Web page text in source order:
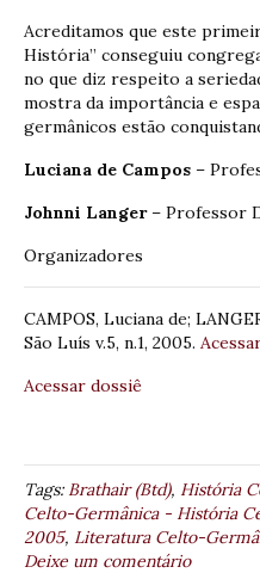
Acreditamos que este
História” conseguiu
no que diz respeito a
mostra da importância e
germânicos estão
Luciana de Campos –
Johnni Langer– Professor
Organizadores
CAMPOS, Luciana de;
São Luís v.5, n.1, 2005.
Acessar dossiê
Tags:Brathair (Btd), História
Celto-Germânica - História
2005, Literatura Celto-
Deixe um comentário